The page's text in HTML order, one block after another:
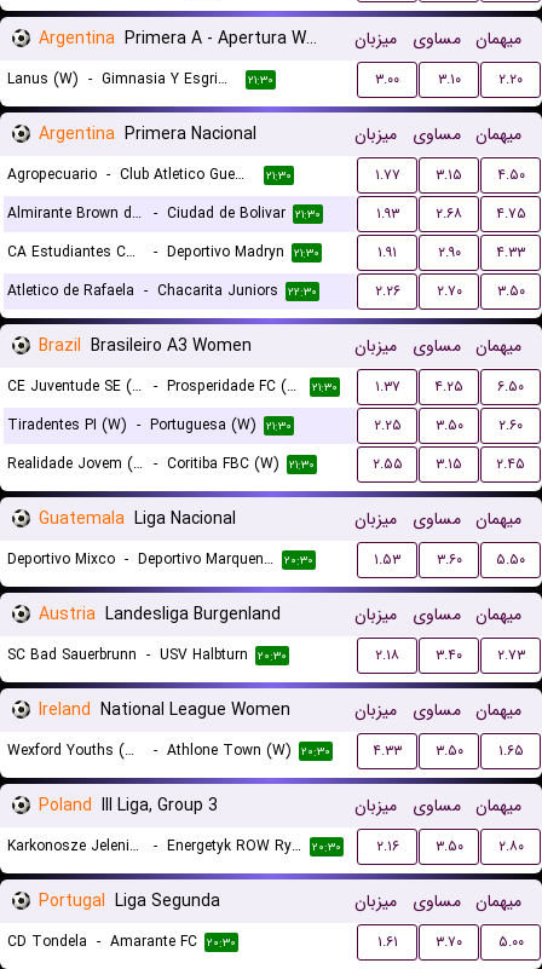
Argentina Primera A - Apertura Women میزبان مساوی میهمان
Lanus (W) - Gimnasia Y Esgrima La Plata (W) ۲۱:۳۰ ۳.۰۰ ۳.۱۰ ۲.۲۰
Argentina Primera Nacional میزبان مساوی میهمان
Agropecuario - Club Atletico Guemes ۲۱:۳۰ ۱.۷۷ ۳.۱۵
۴.۵۰
Almirante Brown de Lules - Ciudad de Bolivar ۲۱:۳۰ ۱.۹۳ ۲.۶۸
۴.۷۵
CA Estudiantes Caseros
- Deportivo Madryn ۲۱:۳۰ ۱.۹۱ ۲.۹۰
۴.۳۳
Atletico de Rafaela - Chacarita Juniors ۲۲:۳۰ ۲.۲۶ ۲.۷۰ ۳.۵۰
Brazil Brasileiro A3 Women میزبان مساوی میهمان
CE Juventude SE (W) - Prosperidade FC (W) ۲۱:۳۰ ۱.۳۷ ۴.۲۵
۶.۵۰
Tiradentes PI (W) - Portuguesa (W) ۲۱:۳۰ ۲.۲۵ ۳.۵۰
۲.۶۰
Realidade Jovem (W) - Coritiba FBC (W) ۲۱:۳۰ ۲.۵۵ ۳.۱۵ ۲.۴۵
Guatemala Liga Nacional میزبان مساوی میهمان
Deportivo Mixco - Deportivo Marquense ۲۰:۳۰ ۱.۵۳ ۳.۶۰ ۵.۵۰
Austria Landesliga Burgenland میزبان مساوی میهمان
SC Bad Sauerbrunn - USV Halbturn ۲۰:۳۰ ۲.۱۸ ۳.۴۰ ۲.۷۳
Ireland National League Women میزبان مساوی میهمان
Wexford Youths (W) - Athlone Town (W) ۲۰:۳۰ ۴.۳۳ ۳.۵۰ ۱.۶۵
Poland III Liga, Group 3 میزبان مساوی میهمان
Karkonosze Jelenia Gora - Energetyk ROW Rybnik ۲۰:۳۰ ۲.۱۶ ۳.۵۰ ۲.۸۰
Portugal Liga Segunda میزبان مساوی میهمان
CD Tondela - Amarante FC ۲۰:۳۰ ۱.۶۱ ۳.۷۰ ۵.۰۰